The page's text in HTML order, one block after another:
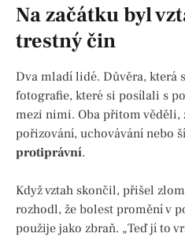
Na začátku byl
trestný čin
Dva mladí lidé. Důvěra, která
fotografie, které si posílali s
mezi nimi. Oba přitom věděli,
pořizování, uchovávání nebo
protiprávní.
Když vztah skončil, přišel
rozhodl, že bolest promění v
použije jako zbraň. „Teď jí to